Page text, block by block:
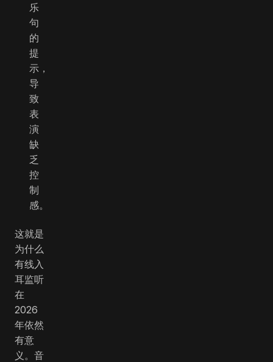
乐
句
的
提
示，
导
致
表
演
缺
乏
控
制
感。
这就是
为什么
有线入
耳监听
在
2026
年依然
有意
义。音